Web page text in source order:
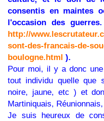
consentis en maintes
l'occasion des
http://
sont-des-francais-de-
boulogne.html ).
Pour moi, il y a donc
tout individu quelle que
noire, jaune, etc ) et
Martiniquais,
Je suis heureux de